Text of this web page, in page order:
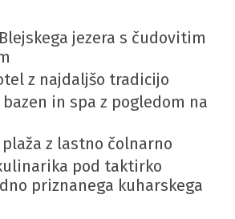
jezera s čudovitim
z najdaljšo tradicijo
in spa z pogledom na
z lastno čolnarno
pod taktirko
priznanega kuharskega